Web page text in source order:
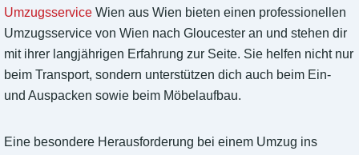
Umzugsservice Wien aus Wien bieten einen professionellen
Umzugsservice von Wien nach Gloucester an und stehen dir
mit ihrer langjährigen Erfahrung zur Seite. Sie helfen nicht nur
beim Transport, sondern unterstützen dich auch beim Ein-
und Auspacken sowie beim Möbelaufbau.
Eine besondere Herausforderung bei einem Umzug ins